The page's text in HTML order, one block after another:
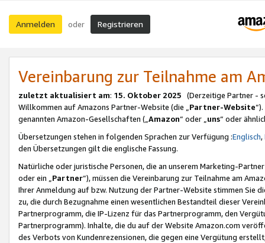
Anmelden oder Registrieren
Vereinbarung zur Teilnahme am
zuletzt aktualisiert am: 15. Oktober 2025 (Derzeitige Partner -
Willkommen auf Amazons Partner-Website (die „Partner-Website
genannten Amazon-Gesellschaften („Amazon“ oder „uns“ oder
Übersetzungen stehen in folgenden Sprachen zur Verfügung :Englisch,
den Übersetzungen gilt die englische Fassung.
Natürliche oder juristische Personen, die an unserem Marketing-
oder ein „Partner“), müssen die Vereinbarung zur Teilnahme am
Ihrer Anmeldung auf bzw. Nutzung der Partner-Website stimmen Sie
zu, die durch Bezugnahme einen wesentlichen Bestandteil dieser
Partnerprogramm, die IP-Lizenz für das Partnerprogramm, den
Partnerprogramm). Inhalte, die du auf der Website Amazon.com
des Verbots von Kundenrezensionen, die gegen eine Vergütung